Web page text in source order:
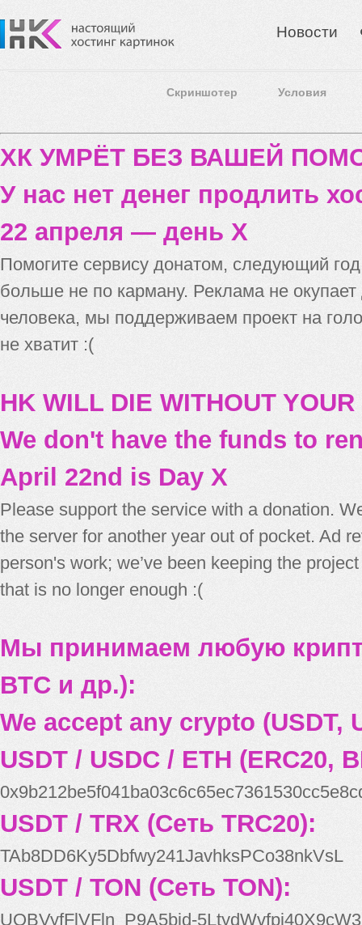
Новости
Скриншотер Условия
ХК УМРЁТ БЕЗ ВАШЕЙ
У нас нет денег продлить
22 апреля — день X
Помогите сервису донатом, следующий
больше не по карману. Реклама не
человека, мы поддерживаем проект на
не хватит :(
HK WILL DIE WITHOUT
We don't have the funds to
April 22nd is Day X
Please support the service with a donation.
the server for another year out of pocket. Ad
person's work; we’ve been keeping the
that is no longer enough :(
Мы принимаем любую
BTC и др.):
We accept any crypto (USDT,
USDT / USDC / ETH (ERC20,
USDT / TRX (Сеть TRC20):
TAb8DD6Ky5Dbfwy241JavhksPCo38nkVsL
USDT / TON (Сеть TON):
UQBVyfFlVFln_P9A5bjd-